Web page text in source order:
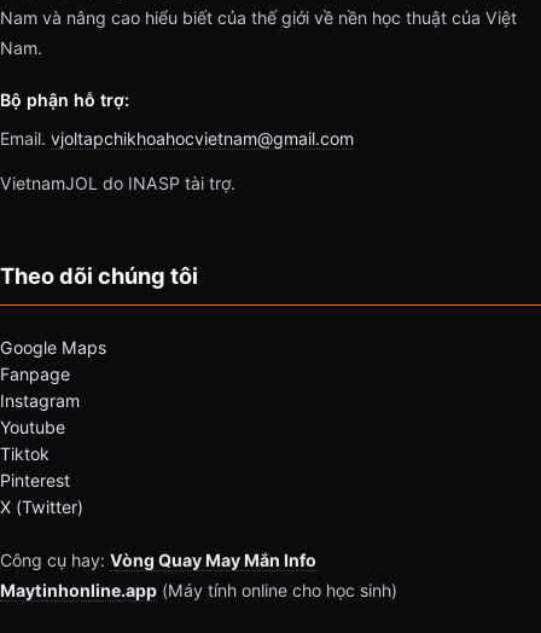
Nam và nâng cao hiểu biết của thế giới về nền học thuật của Việt
Nam.
Bộ phận hỗ trợ:
Email. vjoltapchikhoahocvietnam@gmail.com
VietnamJOL do INASP tài trợ.
Theo dõi chúng tôi
Google Maps
Fanpage
Instagram
Youtube
Tiktok
Pinterest
X (Twitter)
Công cụ hay: Vòng Quay May Mắn Info
Maytinhonline.app (Máy tính online cho học sinh)